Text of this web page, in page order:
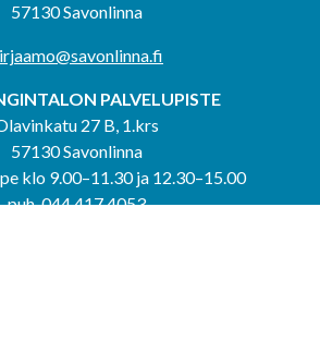
57130 Savonlinna
PALVELUPISTE
27 B, 1.krs
57130 Savonlinna
klo 9.00–11.30 ja 12.30–15.00
puh. 044 417 4053